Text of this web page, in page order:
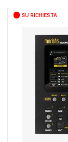
SU RICHIESTA